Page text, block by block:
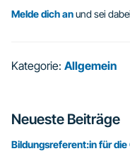
Melde dich anund sei
Kategorie: Allgemein
Seitenspalte
Neueste Beiträge
Bildungsreferent:in für